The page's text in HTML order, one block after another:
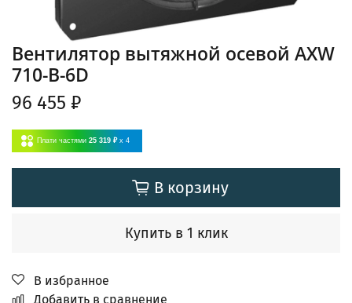
Вентилятор вытяжной осевой AXW
710-B-6D
96 455 ₽
Плати частями 25 319 ₽ x 4
В корзину
Купить в 1 клик
В избранное
Добавить в сравнение